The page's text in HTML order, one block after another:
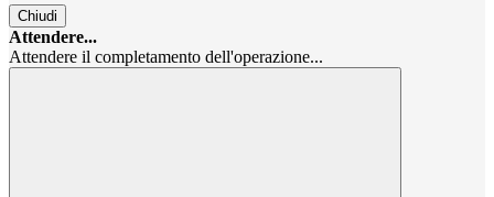
Chiudi
Attendere...
Attendere il completamento dell'operazione...